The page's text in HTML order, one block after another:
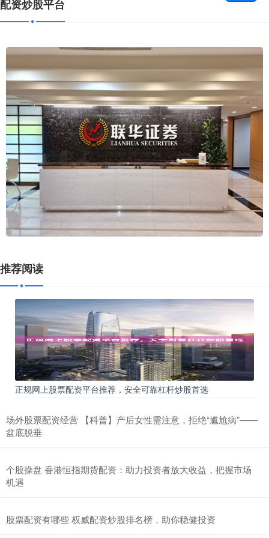
配资炒股平台
推荐阅读
正规网上股票配资平台推荐，安全可靠杠杆炒股首选
场外股票配资经营 【科普】产后女性需注意，拒绝“尴尬病”——
盆底脱垂
个股操盘 香港恒指期货配资：助力投资者放大收益，把握市场
机遇
股票配资有哪些 权威配资炒股排名榜，助你稳健投资